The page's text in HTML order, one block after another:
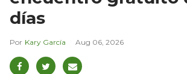
días
Kary García Aug 06, 2026